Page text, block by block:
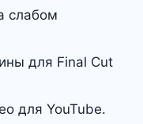
слабом
для Final Cut
для YouTube.